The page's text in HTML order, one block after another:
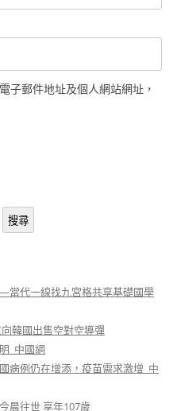
子郵件地址及個人網站網址，
搜尋
當代一線找九宮格共享基礎國學
韓國出售空對空導彈
_中國網
病例仍在增添，疫苗需求激增_中
晨往世 享年107歲